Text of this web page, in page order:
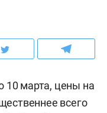
10 марта, цены на
всего